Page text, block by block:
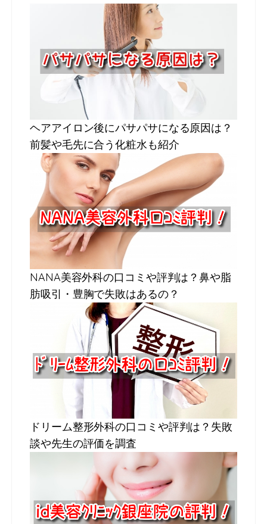
ヘアアイロン後にパサパサになる原因は？
前髪や毛先に合う化粧水も紹介
NANA美容外科の口コミや評判は？鼻や脂
肪吸引・豊胸で失敗はあるの？
ドリーム整形外科の口コミや評判は？失敗
談や先生の評価を調査